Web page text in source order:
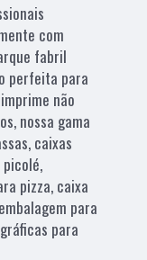
com
fabril
perfeita para
não
nossa gama
caixas
pizza, caixa
para
para